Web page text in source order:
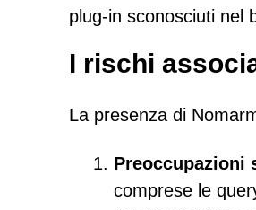
plug-in sconosciuti nel
I rischi
La presenza di
Preoccupazioni
comprese le